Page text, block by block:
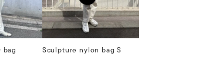
bag Sculpture nylon bag S